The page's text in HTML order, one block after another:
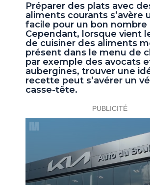
Préparer des plats avec
aliments courants s’avère
facile pour un bon nombre
Cependant, lorsque vient
de cuisiner des aliments
présent dans le menu de
par exemple des avocats
aubergines, trouver une
recette peut s’avérer un
casse-tête.